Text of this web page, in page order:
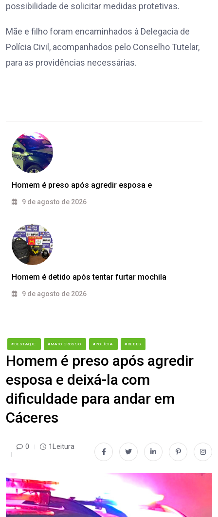
possibilidade de solicitar medidas protetivas.
Mãe e filho foram encaminhados à Delegacia de
Polícia Civil, acompanhados pelo Conselho Tutelar,
para as providências necessárias.
Homem é preso após agredir esposa e
9 de agosto de 2026
Homem é detido após tentar furtar mochila
9 de agosto de 2026
#DESTAQUE #MATO GROSSO #POLÍCIA #REDES
Homem é preso após agredir
esposa e deixá-la com
dificuldade para andar em
Cáceres
0 1Leitura